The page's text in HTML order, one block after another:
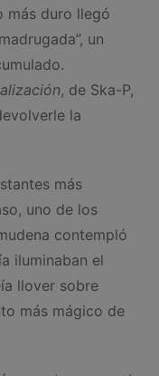
más duro llegó
un
, de Ska-P,
la
más
uno de los
contempló
iluminaban el
llover sobre
más mágico de